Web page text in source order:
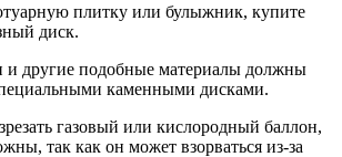
плитку или булыжник, купите
диск.
и другие подобные материалы должны
каменными дисками.
газовый или кислородный баллон,
так как он может взорваться из-за